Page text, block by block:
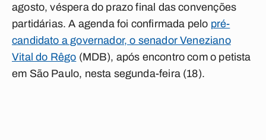
agosto, véspera do prazo final das convenções
partidárias. A agenda foi confirmada pelo pré-
candidato a governador, o senador Veneziano
Vital do Rêgo (MDB), após encontro com o petista
em São Paulo, nesta segunda-feira (18).